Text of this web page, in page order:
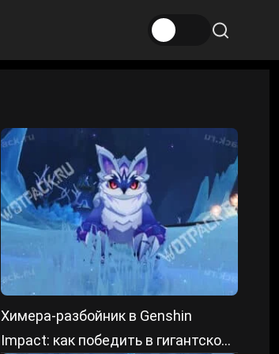
Химера-разбойник в Genshin
Impact: как победить в гигантской